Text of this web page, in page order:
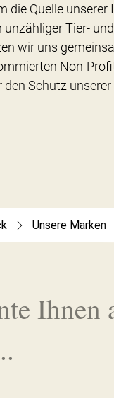
die Quelle unserer
unzähliger Tier-
wir uns
Non-
Unsere Marken
Ihnen